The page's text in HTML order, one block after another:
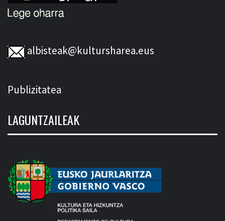
albisteak@kultursharea.eus
Publizitatea
LAGUNTZAILEAK